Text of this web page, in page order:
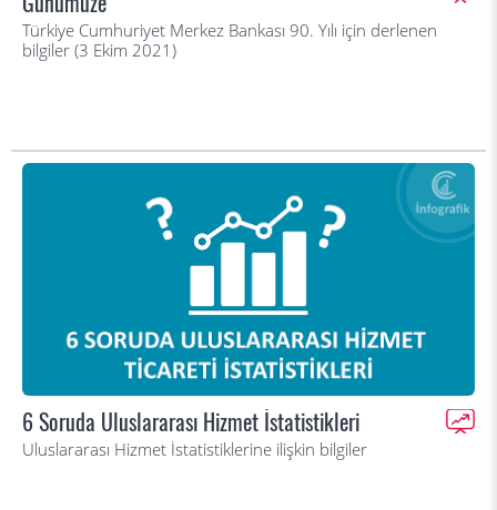
Türkiye Cumhuriyet Merkez Bankası 90. Yılı için derlenen
bilgiler (3 Ekim 2021)
6 Soruda Uluslararası Hizmet İstatistikleri
Uluslararası Hizmet İstatistiklerine ilişkin bilgiler